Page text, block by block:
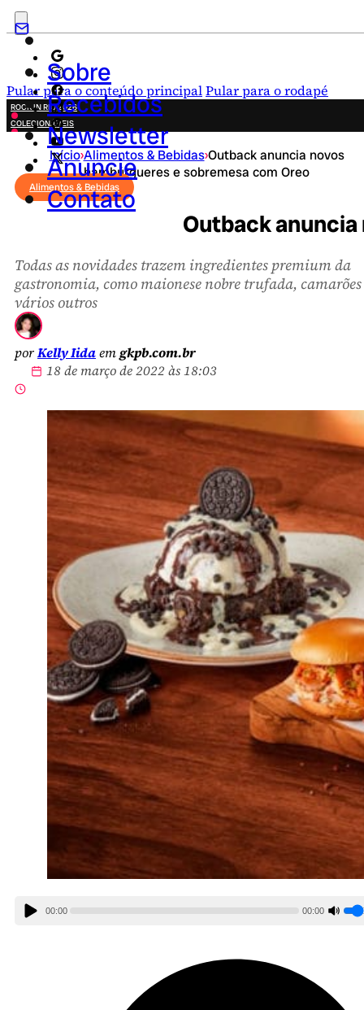
Pular para o conteúdo principalPular para o rodapé
Sobre
Recebidos
Newsletter
Anuncie
Contato
ROCK IN RIO 2026
COLECIONÁVEIS
FESTA JUNINA
NOVIDADES
CAMPANHAS CRIATIVAS
Início›Alimentos & Bebidas›Outback anuncia novos
hambúrgueres e sobremesa com Oreo
Alimentos & Bebidas
Outback
Todas as novidades trazem ingredientes premium da
gastronomia, como maionese nobre trufada, camarões
vários outros
porKelly Iidaemgkpb.com.br
18 de março de 2022 às 18:03
00:00 00:00